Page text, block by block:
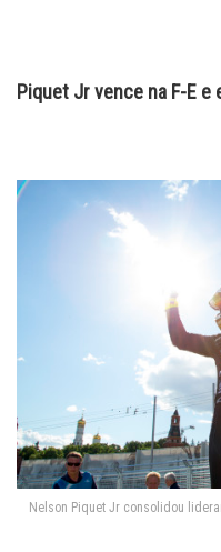
Piquet Jr vence na F-E
Nelson Piquet Jr consolidou